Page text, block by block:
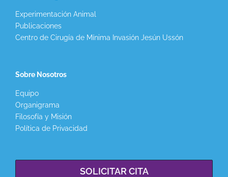
Experimentación Animal
Publicaciones
Centro de Cirugía de Mínima Invasión Jesún Ussón
Sobre Nosotros
Equipo
Organigrama
Filosofía y Misión
Política de Privacidad
SOLICITAR CITA